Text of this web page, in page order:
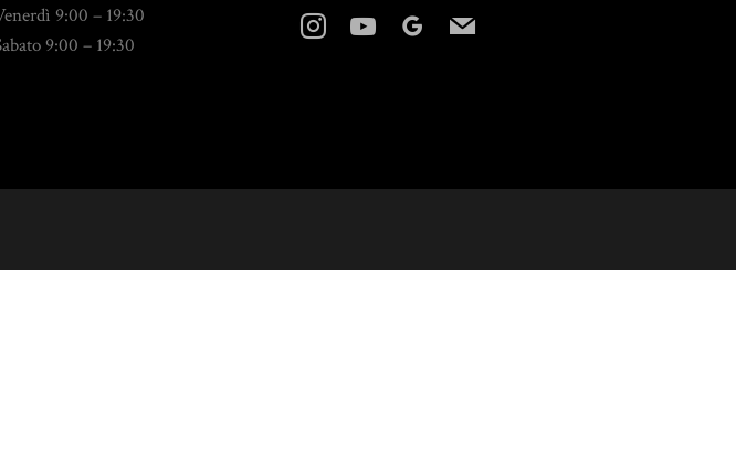
9:00 – 19:30
9:00 – 19:30
instagramyoutubegoogleplus
mail